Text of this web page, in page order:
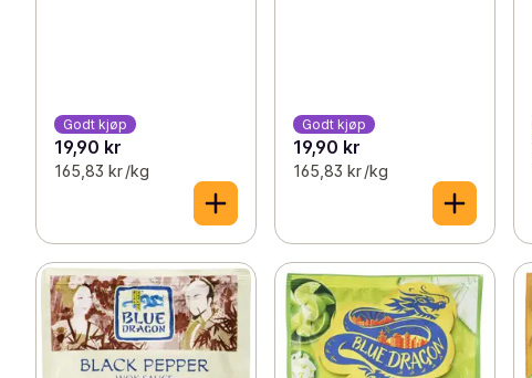
Godt kjøp
19,90 kr
165,83 kr /kg
Godt kjøp
19,90 kr
165,83 kr /kg